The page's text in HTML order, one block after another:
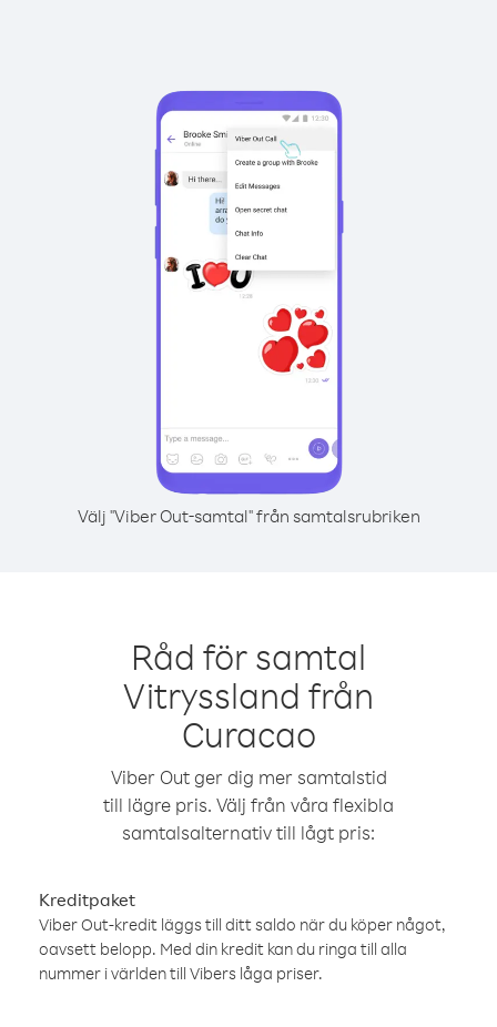
Välj "Viber Out-samtal" från samtalsrubriken
Råd för samtal
Vitryssland från
Curacao
Viber Out ger dig mer samtalstid
till lägre pris. Välj från våra flexibla
samtalsalternativ till lågt pris:
Kreditpaket
Viber Out-kredit läggs till ditt saldo när du köper något,
oavsett belopp. Med din kredit kan du ringa till alla
nummer i världen till Vibers låga priser.